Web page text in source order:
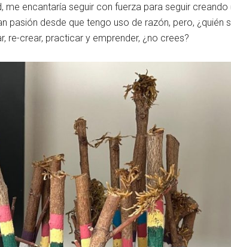
me encantaría seguir con fuerza para seguir
pasión desde que tengo uso de razón, pero,
re-crear, practicar y emprender, ¿no crees?